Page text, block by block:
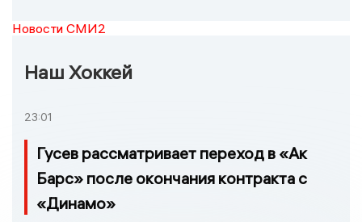
Новости СМИ2
Наш Хоккей
23:01
Гусев рассматривает переход в «Ак
Барс» после окончания контракта с
«Динамо»